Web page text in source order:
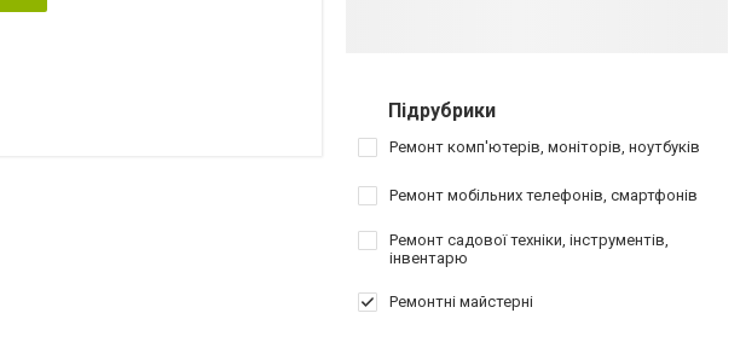
Підрубрики
Ремонт комп'ютерів, моніторів, ноутбуків
Ремонт мобільних телефонів, смартфонів
Ремонт садової техніки, інструментів,
інвентарю
Ремонтні майстерні